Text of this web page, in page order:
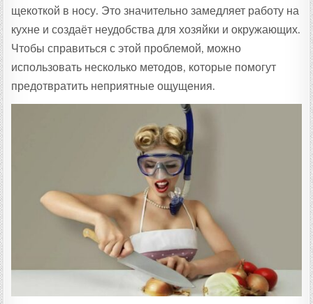
щекоткой в носу. Это значительно замедляет работу на
кухне и создаёт неудобства для хозяйки и окружающих.
Чтобы справиться с этой проблемой, можно
использовать несколько методов, которые помогут
предотвратить неприятные ощущения.